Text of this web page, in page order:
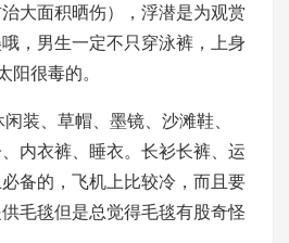
大面积晒伤），浮潜是为观赏
，男生一定不只穿泳裤，上身
阳很毒的。
装、草帽、墨镜、沙滩鞋、
内衣裤、睡衣。长衫长裤、运
备的，飞机上比较冷，而且要
毛毯但是总觉得毛毯有股奇怪